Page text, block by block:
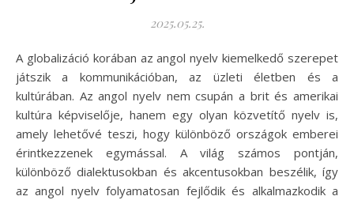
2025.05.25.
A globalizáció korában az angol nyelv kiemelkedő szerepet
játszik a kommunikációban, az üzleti életben és a
kultúrában. Az angol nyelv nem csupán a brit és amerikai
kultúra képviselője, hanem egy olyan közvetítő nyelv is,
amely lehetővé teszi, hogy különböző országok emberei
érintkezzenek egymással. A világ számos pontján,
különböző dialektusokban és akcentusokban beszélik, így
az angol nyelv folyamatosan fejlődik és alkalmazkodik a